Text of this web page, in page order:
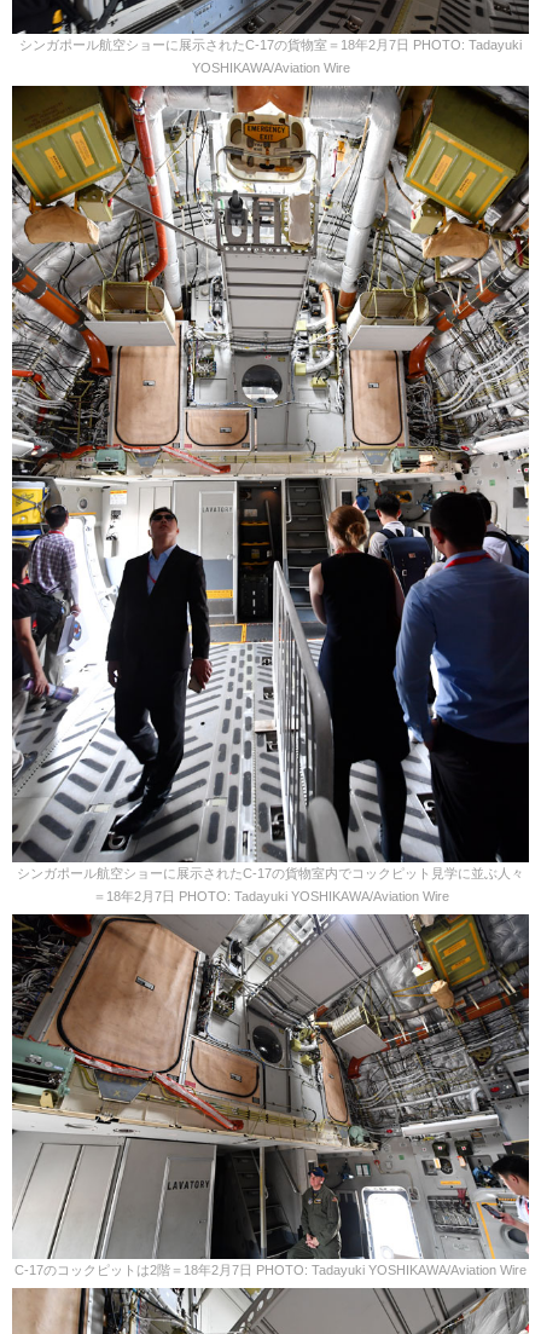
シンガポール航空ショーに展示されたC-17の貨物室＝18年2月7日 PHOTO: Tadayuki
YOSHIKAWA/Aviation Wire
シンガポール航空ショーに展示されたC-17の貨物室内でコックピット見学に並ぶ人々
＝18年2月7日 PHOTO: Tadayuki YOSHIKAWA/Aviation Wire
C-17のコックピットは2階＝18年2月7日 PHOTO: Tadayuki YOSHIKAWA/Aviation Wire